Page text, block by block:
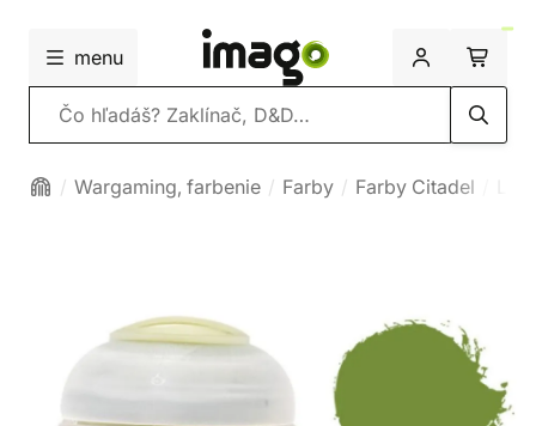
menu
Vyhľadávanie
Wargaming, farbenie Farby Farby Citadel